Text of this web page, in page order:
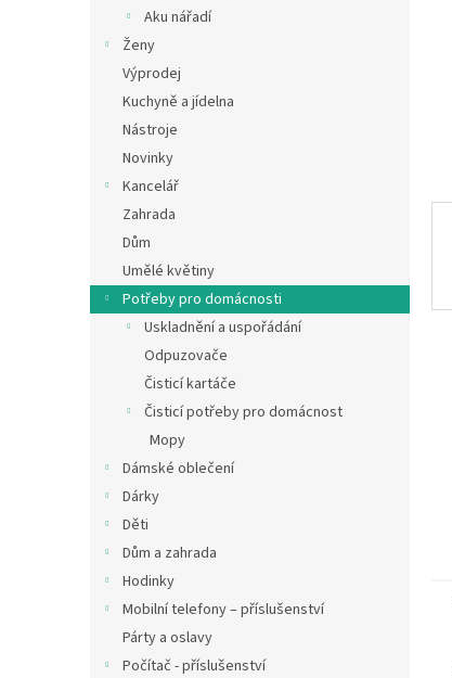
Aku nářadí
Ženy
Výprodej
Kuchyně a jídelna
Nástroje
Novinky
Kancelář
Zahrada
Dům
Umělé květiny
Potřeby pro domácnosti
Uskladnění a uspořádání
Odpuzovače
Čisticí kartáče
Čisticí potřeby pro domácnost
Mopy
Dámské oblečení
Dárky
Děti
Dům a zahrada
Hodinky
Mobilní telefony – příslušenství
Párty a oslavy
Počítač - příslušenství